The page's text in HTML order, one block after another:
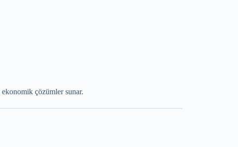
ekonomik çözümler sunar.